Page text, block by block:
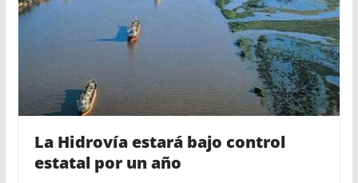
La Hidrovía estará bajo control
estatal por un año